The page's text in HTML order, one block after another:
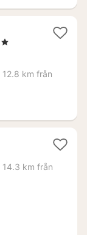
12.8 km från
14.3 km från